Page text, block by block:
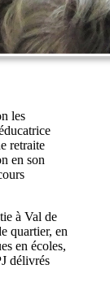
les
retraite
en son
à Val de
quartier, en
en écoles,
délivrés